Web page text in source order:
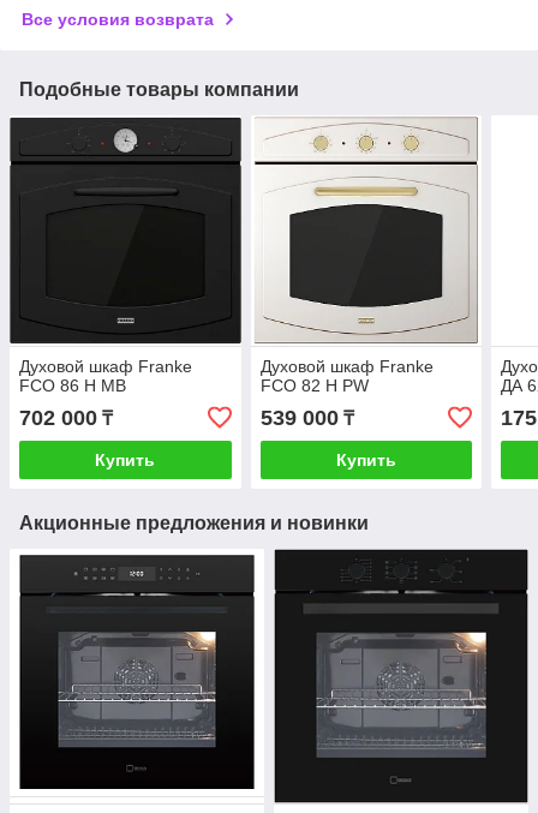
Все условия возврата
Подобные товары компании
Духовой шкаф Franke
FCO 86 H MB
702 000 ₸
Купить
Духовой шкаф Franke
FCO 82 H PW
539 000₸
Купить
ДА
Акционные предложения и новинки